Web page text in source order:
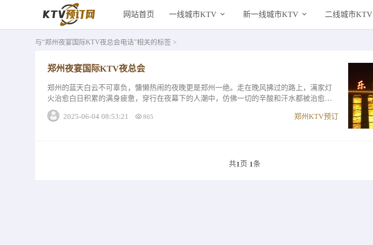
网站首页 一线城市KTV 新一线城市KTV 二线城市KTV
与“郑州夜宴国际KTV夜总会电话”相关的标签 >
郑州夜宴国际KTV夜总会
郑州的蓝天白云不可辜负，慵懒热闹的夜晚更是郑州一绝。走在晚风拂过的路上，澫家灯
火治愈白日积累的满身疲惫，穿行在夜幕下的人潮中，仿佛一切的辛酸和汗水都被治愈的
完完全全。这里也聚集了众多的ktv和夜场，如...
2025-06-04 08:53:21
865 郑州KTV预订
共1 页 1条